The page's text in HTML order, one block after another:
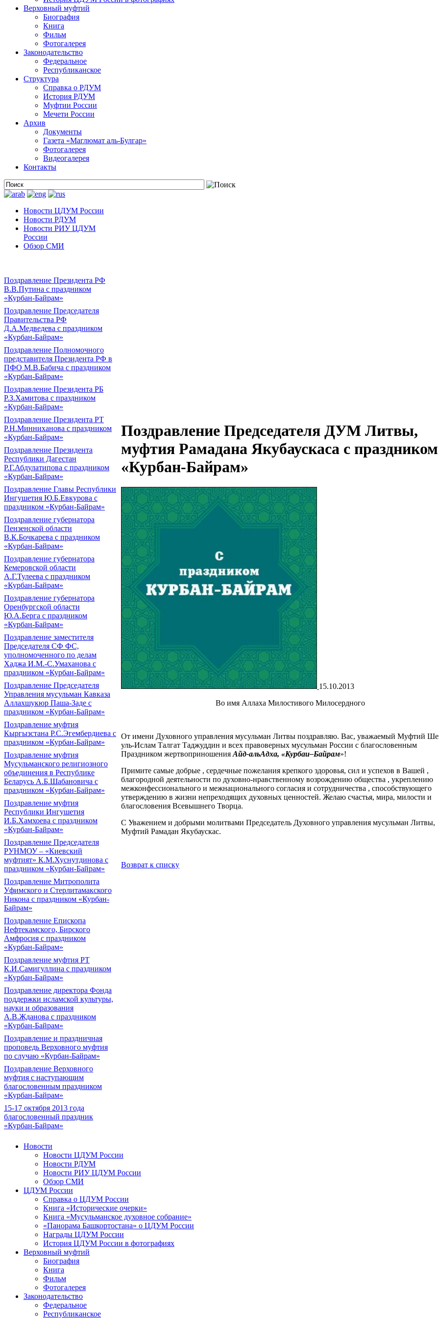
Верховный муфтий
Биография
Книга
Фильм
Фотогалерея
Законодательство
Федеральное
Республиканское
Структура
Справка о РДУМ
История РДУМ
Муфтии России
Мечети России
Архив
Документы
Газета «Маглюмат аль-Булгар»
Фотогалерея
Видеогалерея
Контакты
Новости ЦДУМ России
Новости РДУМ
Новости РИУ ЦДУМ
России
Обзор СМИ
Поздравление Президента РФ
В.В.Путина с праздником
«Курбан-Байрам»
Поздравление Председателя
Правительства РФ
Д.А.Медведева с праздником
«Курбан-Байрам»
Поздравление Полномочного
представителя Президента РФ в
ПФО М.В.Бабича с праздником
«Курбан-Байрам»
Поздравление Президента РБ
Р.З.Хамитова с праздником
«Курбан-Байрам»
Поздравление Президента РТ
Р.Н.Минниханова с праздником
«Курбан-Байрам»
Поздравление Президента
Республики Дагестан
Р.Г.Абдулатипова с праздником
«Курбан-Байрам»
Поздравление Главы Республики
Ингушетия Ю.Б.Евкурова с
праздником «Курбан-Байрам»
Поздравление губернатора
Пензенской области
В.К.Бочкарева с праздником
«Курбан-Байрам»
Поздравление губернатора
Кемеровской области
А.Г.Тулеева с праздником
«Курбан-Байрам»
Поздравление губернатора
Оренбургской области
Ю.А.Берга с праздником
«Курбан-Байрам»
Поздравление заместителя
Председателя СФ ФС,
уполномоченного по делам
Хаджа И.М.-С.Умаханова с
праздником «Курбан-Байрам»
Поздравление Председателя
Управления мусульман Кавказа
Аллахшукюр Паша-Заде с
праздником «Курбан-Байрам»
Поздравление муфтия
Кыргызстана Р.С.Эгембердиева с
праздником «Курбан-Байрам»
Поздравление муфтия
Мусульманского религиозного
объединения в Республике
Беларусь А.Б.Шабановича с
праздником «Курбан-Байрам»
Поздравление муфтия
Республики Ингушетия
И.Б.Хамхоева с праздником
«Курбан-Байрам»
Поздравление Председателя
РУНМОУ – «Киевский
муфтият» К.М.Хуснутдинова с
праздником «Курбан-Байрам»
Поздравление Митрополита
Уфимского и Стерлитамакского
Никона с праздником «Курбан-
Байрам»
Поздравление Епископа
Нефтекамского, Бирского
Амфросия с праздником
«Курбан-Байрам»
Поздравление муфтия РТ
К.И.Самигуллина с праздником
«Курбан-Байрам»
Поздравление директора Фонда
поддержки исламской культуры,
науки и образования
А.В.Жданова с праздником
«Курбан-Байрам»
Поздравление и праздничная
проповедь Верховного муфтия
по случаю «Курбан-Байрам»
Поздравление Верховного
муфтия с наступающим
благословенным праздником
«Курбан-Байрам»
15-17 октября 2013 года
благословенный праздник
«Курбан-Байрам»
Поздравление Председателя ДУМ Литвы,
муфтия Рамадана Якубаускаса с праздником
«Курбан-Байрам»
15.10.2013
Во имя Аллаха Милостивого Милосердного
От имени Духовного управления мусульман Литвы поздравляю. Вас, уважаемый Муфтий
уль-Ислам Талгат Таджуддин и всех правоверных мусульман России с благословенным
Праздником жертвоприношения Айд-альАдха, «Курбаи‒Байрам»!
Примите самые добрые , сердечные пожелания крепкого здоровья, сил и успехов в Вашей ,
благородной деятельности по духовно-нравственному возрождению общества , укреплению
межконфессионального и межнационального согласия и сотрудничества , способствующего
утверждению в жизни непреходящих духовных ценностей. Желаю счастья, мира, милости и
благословения Всевышнего Творца.
С Уважением и добрыми молитвами Председатель Духовного управления мусульман Литвы,
Муфтий Рамадан Якубаускас.
Возврат к списку
Новости
Новости ЦДУМ России
Новости РДУМ
Новости РИУ ЦДУМ России
Обзор СМИ
ЦДУМ России
Справка о ЦДУМ России
Книга «Исторические очерки»
Книга «Мусульманское духовное собрание»
«Панорама Башкортостана» о ЦДУМ России
Награды ЦДУМ России
История ЦДУМ России в фотографиях
Верховный муфтий
Биография
Книга
Фильм
Фотогалерея
Законодательство
Федеральное
Республиканское